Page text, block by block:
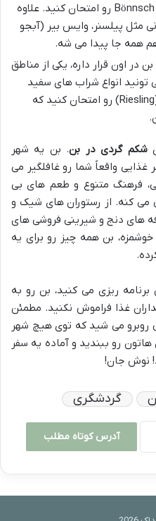
مخصوص خودشون مثل Bönnsch Bier رو امتحان کنید. علاوه
مثل پیلسنر، وایس بیر (آبجو
همه جا پیدا می شه.
در اون قرار داره، یکی از مناطق
تونید انواع شراب های سفید
محلی، به خصوص ریسلینگ (Riesling) رو امتحان کنید که
شکم گردی در بن. بن یه شهر
واقعاً شما رو غافلگیر می
فرهنگ متنوع و طعم های بی
می کنه. از رستوران های شیک و
های دنج و شیرینی فروشی های
بن همه چیز رو برای یه
ریزی می کنید، بن رو به
غذا فراموش نکنید. مطمئن
روبرو می شید که توی هیچ شهر
رو ببندید و آماده یه سفر
نوش جان!
گردشگری
آدرس کوتاه مطلب